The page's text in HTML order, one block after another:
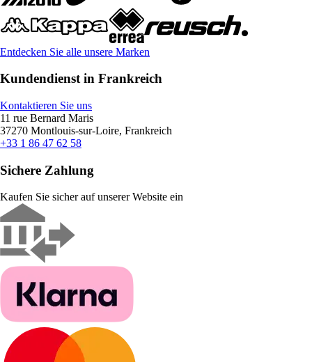
Entdecken Sie alle unsere Marken
Kundendienst in Frankreich
Kontaktieren Sie uns
11 rue Bernard Maris
37270 Montlouis-sur-Loire, Frankreich
+33 1 86 47 62 58
Sichere Zahlung
Kaufen Sie sicher auf unserer Website ein